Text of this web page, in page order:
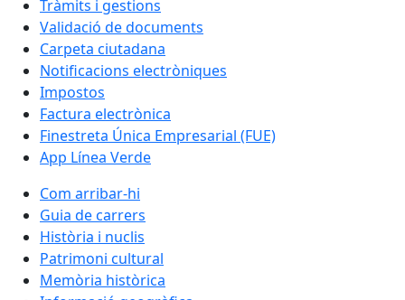
Tràmits i gestions
Validació de documents
Carpeta ciutadana
Notificacions electròniques
Impostos
Factura electrònica
Finestreta Única Empresarial (FUE)
App Línea Verde
Com arribar-hi
Guia de carrers
Història i nuclis
Patrimoni cultural
Memòria històrica